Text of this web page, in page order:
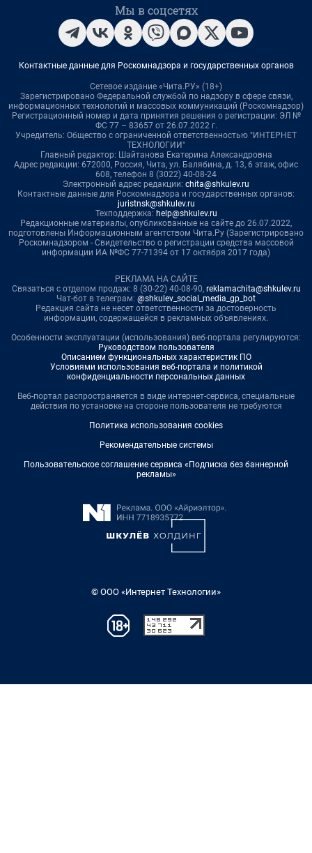
Мы в соцсетях
Контактные данные для Роскомнадзора и государственных органов
Сетевое издание «Чита.РУ» (18+)
Зарегистрировано Федеральной службой по надзору в сфере связи,
информационных технологий и массовых коммуникаций (Роскомнадзор)
Регистрационный номер и дата принятия решения о регистрации: ЭЛ №
ФС 77 – 83657 от 26.07.2022 г.
Учредитель: Общество с ограниченной ответственностью "ИНТЕРНЕТ
ТЕХНОЛОГИИ"
Главный редактор: Шайтанова Екатерина Александровна
Адрес редакции: 672000, Россия, Чита, ул. Балябина, д. 13, 6 этаж, офис
608, телефон 8 (3022) 40-08-24
Электронный адрес редакции: chita@shkulev.ru
Контактные данные для Роскомнадзора и государственных органов:
juristnsk@shkulev.ru
Техподдержка: help@shkulev.ru
Редакционные материалы, опубликованные на сайте до 26.07.2022,
подготовлены Информационным агентством Чита.Ру (Зарегистрировано
Роскомнадзором - Свидетельство о регистрации средства массовой
информации ИА №ФС 77-71394 от 17 октября 2017 года)
РЕКЛАМА НА САЙТЕ
Связаться с отделом продаж: 8 (30-22) 40-08-90, reklamachita@shkulev.ru
Чат-бот в телеграм: @shkulev_social_media_gp_bot
Редакция сайта не несет ответственности за достоверность
информации, содержащейся в рекламных объявлениях.
Особенности эксплуатации (использования) веб-портала регулируются:
Руководством пользователя
Описанием функциональных характеристик ПО
Условиями использования веб-портала и политикой
конфиденциальности персональных данных
Веб-портал распространяется в виде интернет-сервиса, специальные
действия по установке на стороне пользователя не требуются
Политика использования cookies
Рекомендательные системы
Пользовательское соглашение сервиса «Подписка без баннерной
рекламы»
© ООО «Интернет Технологии»